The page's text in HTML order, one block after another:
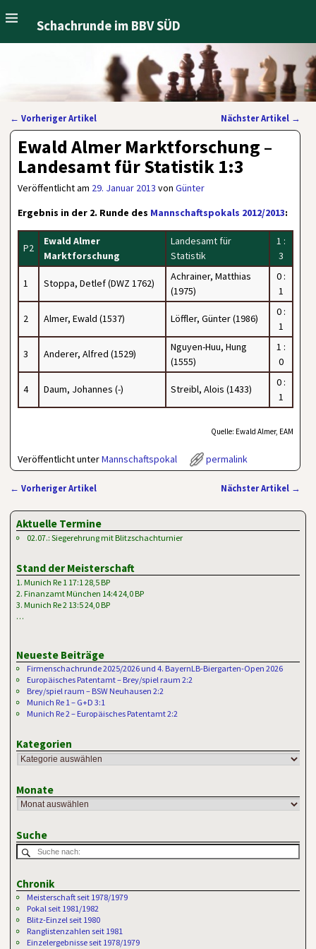
Schachrunde im BBV SÜD
Artikelnavigation
← Vorheriger Artikel Nächster Artikel →
Ewald Almer Marktforschung –
Landesamt für Statistik 1:3
Veröffentlicht am 29. Januar 2013 vonGünter
Ergebnis in der 2. Runde des Mannschaftspokals 2012/2013:
P2
Ewald Almer
Marktforschung
Landesamt für
Statistik
1 :
3
1 Stoppa, Detlef (DWZ 1762)
Achrainer, Matthias
(1975)
0 :
1
2 Almer, Ewald (1537) Löffler, Günter (1986)
0 :
1
3 Anderer, Alfred (1529)
Nguyen-Huu, Hung
(1555)
1 :
0
4 Daum, Johannes (-) Streibl, Alois (1433)
0 :
1
Quelle: Ewald Almer, EAM
Veröffentlicht unterMannschaftspokal permalink
← Vorheriger Artikel Nächster Artikel →
Aktuelle Termine
02.07.: Siegerehrung mit Blitzschachturnier
Stand der Meisterschaft
1. Munich Re 1 17:1 28,5 BP
2. Finanzamt München 14:4 24,0 BP
3. Munich Re 2 13:5 24,0 BP
…
Neueste Beiträge
Firmenschachrunde 2025/2026 und 4. BayernLB-Biergarten-Open 2026
Europäisches Patentamt – Brey/spiel raum 2:2
Brey/spiel raum – BSW Neuhausen 2:2
Munich Re 1 – G+D 3:1
Munich Re 2 – Europäisches Patentamt 2:2
Kategorien
Monate
Suche
Chronik
Meisterschaft seit 1978/1979
Pokal seit 1981/1982
Blitz-Einzel seit 1980
Ranglistenzahlen seit 1981
Einzelergebnisse seit 1978/1979